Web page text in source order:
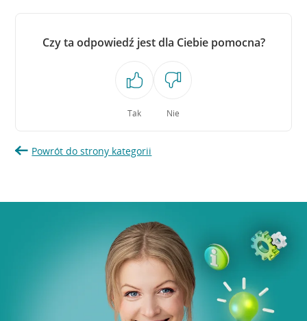
Czy ta odpowiedź jest dla Ciebie pomocna?
Tak Nie
Powrót do strony kategorii